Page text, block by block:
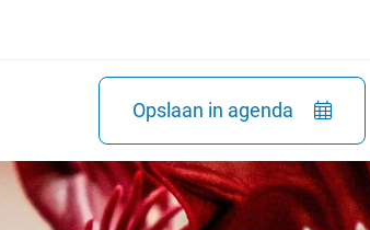
Opslaan in agenda